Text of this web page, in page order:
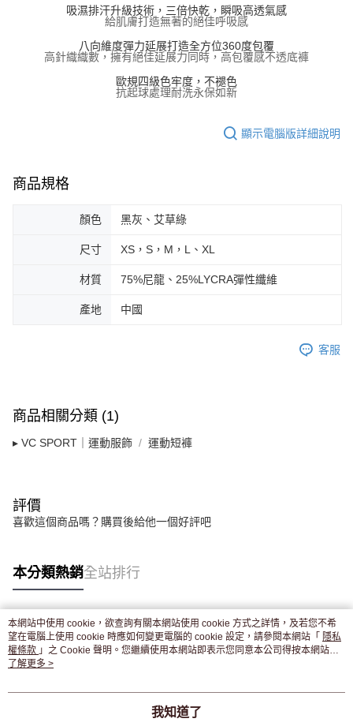
請求用戶進行身份認證。
５．嚴禁一人註冊多個帳號或使用他人資訊註冊。若發現惡意使用之情形，
恩沛科技股份有限公司將有權停止該用戶之使用額度並採取法律行動。
吸濕排汗升級技術，三倍快乾，瞬吸高透氣感
給肌膚打造無著的絕佳呼吸感
八向維度彈力延展打造全方位360度包覆
高針織織數，擁有絕佳延展力同時，高包覆感不透底褲
歐規四級色牢度，不褪色
抗起球處理耐洗永保如新
顯示電腦版詳細說明
商品規格
顏色 黑灰、艾草綠
尺寸 XS，S，M，L、XL
材質 75%尼龍、25%LYCRA彈性纖維
產地 中國
客服
商品相關分類 (1)
▸ VC SPORT｜運動服飾 運動短褲
評價
喜歡這個商品嗎？購買後給他一個好評吧
本分類熱銷全站排行
熱門標籤
本網站中使用 cookie，欲查詢有關本網站使用 cookie 方式之詳情，及若您不希
望在電腦上使用 cookie 時應如何變更電腦的 cookie 設定，請參閱本網站「 隱私
權條款 」之 Cookie 聲明。您繼續使用本網站即表示您同意本公司得按本網站使
用條款之 Cookie 聲明使用 cookie。
了解更多 >
我知道了